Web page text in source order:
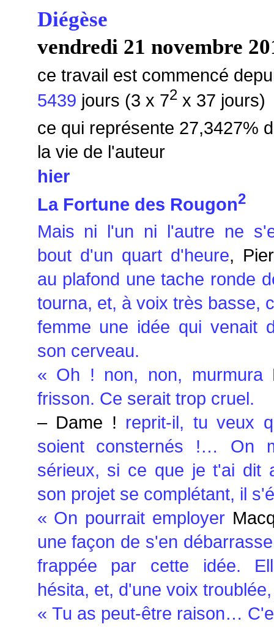
Diégèse
vendredi 21 novembre
ce travail est commencé
5439 jours (3 x 72x 37 jours)
ce qui représente 27,3427%
la vie de l'auteur
hier
La Fortune des Rougon2
Mais ni l'un ni l'autre ne
bout d'un quart d'heure,
au plafond une tache ronde
tourna, et, à voix très basse,
femme une idée qui venait
son cerveau.
« Oh ! non, non, murmura
frisson. Ce serait trop cruel.
– Dame ! reprit-il, tu veux
soient consternés !… On
sérieux, si ce que je t'ai dit
son projet se complétant, il
« On pourrait employer
une façon de s'en
frappée par cette idée.
hésita, et, d'une voix
« Tu as peut-être raison…